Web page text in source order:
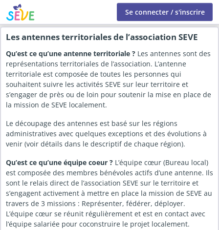
Se connecter / s'inscrire
Les antennes territoriales de l’association SEVE
Qu’est ce qu’une antenne territoriale ? Les antennes sont des
représentations territoriales de l’association. L’antenne
territoriale est composée de toutes les personnes qui
souhaitent suivre les activités SEVE sur leur territoire et
s’engager de près ou de loin pour soutenir la mise en place de
la mission de SEVE localement.
Le découpage des antennes est basé sur les régions
administratives avec quelques exceptions et des évolutions à
venir (voir détails dans le descriptif de chaque région).
Qu’est ce qu’une équipe coeur ? L’équipe cœur (Bureau local)
est composée des membres bénévoles actifs d’une antenne. Ils
sont le relais direct de l’association SEVE sur le territoire et
s’engagent activement à mettre en place la mission de SEVE au
travers de 3 missions : Représenter, fédérer, déployer.
L’équipe cœur se réunit régulièrement et est en contact avec
l’équipe salariée pour coconstruire le projet localement.